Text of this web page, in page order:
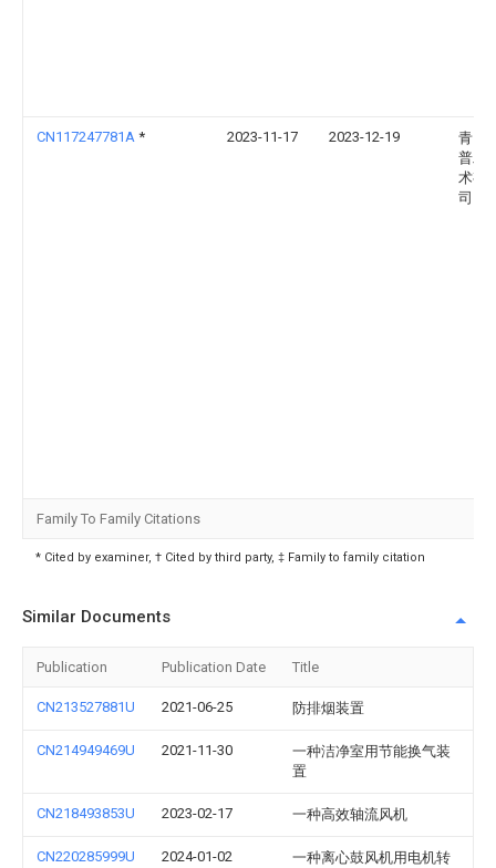
CN117247781A * 2023-11-17 2023-12-19
青岛
普工
术有
司
Family To Family Citations
* Cited by examiner, † Cited by third party, ‡ Family to family citation
Similar Documents
Publication Publication Date Title
CN213527881U 2021-06-25 防排烟装置
CN214949469U 2021-11-30
一种洁净室用节能换气装
置
CN218493853U 2023-02-17 一种高效轴流风机
CN220285999U 2024-01-02
一种离心鼓风机用电机转